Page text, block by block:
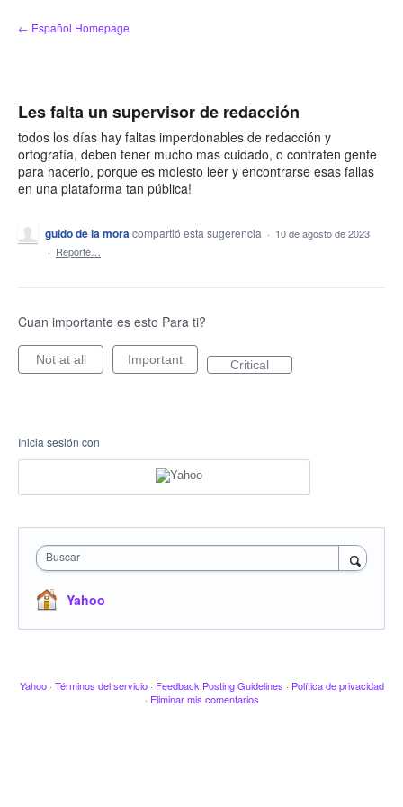
saltar
al
← Español Homepage
Les falta un supervisor de redacción
todos los días hay faltas imperdonables de redacción y
ortografía, deben tener mucho mas cuidado, o contraten gente
para hacerlo, porque es molesto leer y encontrarse esas fallas
en una plataforma tan pública!
guido de la moracompartió esta sugerencia · 10 de agosto de 2023
· Reporte…
Cuan importante es esto Para ti?
Not at all Important Critical
Inicia sesión con
Buscar
Yahoo
Yahoo · Términos del servicio · Feedback Posting Guidelines · Política de privacidad
· Eliminar mis comentarios